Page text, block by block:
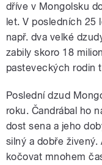
dříve v Mongolsku
let. V posledních 25
např. dva velké
zabily skoro 18
pasteveckých rodin
Poslední dzud
roku. Čandrábal ho
dost sena a jeho
silný a dobře živený.
kočovat mnohem